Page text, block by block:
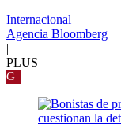
Internacional
Agencia Bloomberg
|
PLUS
G